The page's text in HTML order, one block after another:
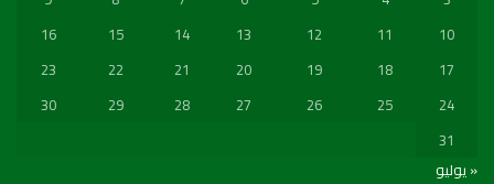
10
11
12
13
14
15
16
17
18
19
20
21
22
23
24
25
26
27
28
29
30
31
« يوليو